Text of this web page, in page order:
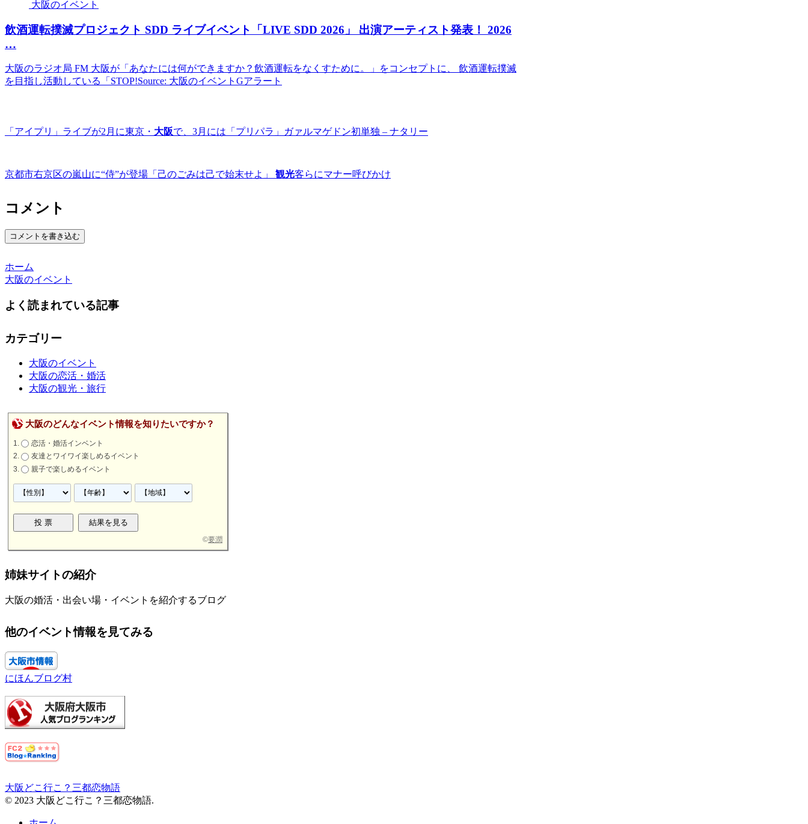
大阪のイベント
飲酒運転撲滅プロジェクト SDD ライブイベント
「LIVE SDD 2026」 出演アーティスト発表！ 2026
…
大阪のラジオ局 FM 大阪が「あなたには何ができますか？飲酒運転をなくすために。」をコンセプトに、 飲酒運転撲滅
を目指し活動している「STOP!Source: 大阪のイベントGアラート
「アイプリ」ライブが2月に東京・ 大阪で、3月には「プリパラ」ガァルマゲドン初単独 – ナタリー
京都市右京区の嵐山に“侍”が登場「己のごみは己で始末せよ」 観光客らにマナー呼びかけ
コメント
コメントを書き込む
ホーム
大阪のイベント
よく読まれている記事
カテゴリー
大阪のイベント
大阪の恋活・婚活
大阪の観光・旅行
大阪のどんなイベント情報を知りたいですか？
恋活・婚活インベント
友達とワイワイ楽しめるイベント
親子で楽しめるイベント
©要潤
姉妹サイトの紹介
大阪の婚活・出会い場・イベントを紹介するブログ
他のイベント情報を見てみる
にほんブログ村
大阪どこ行こ？三都恋物語
© 2023 大阪どこ行こ？三都恋物語.